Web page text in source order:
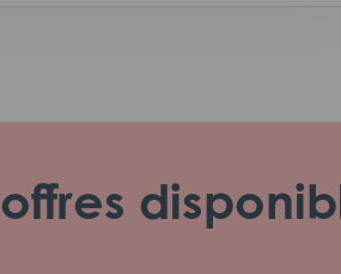
offres